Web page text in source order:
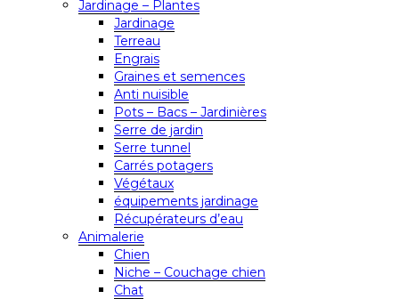
Jardinage – Plantes
Jardinage
Terreau
Engrais
Graines et semences
Anti nuisible
Pots – Bacs – Jardinières
Serre de jardin
Serre tunnel
Carrés potagers
Végétaux
équipements jardinage
Récupérateurs d’eau
Animalerie
Chien
Niche – Couchage chien
Chat